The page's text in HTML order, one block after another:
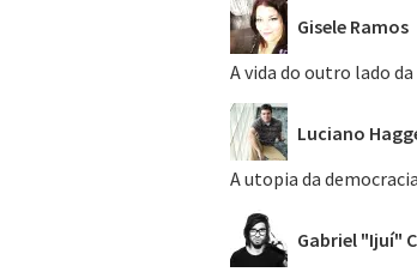
Gisele Ramos
A vida do outro lado
Luciano
A utopia da democracia
Gabriel "Ijuí"